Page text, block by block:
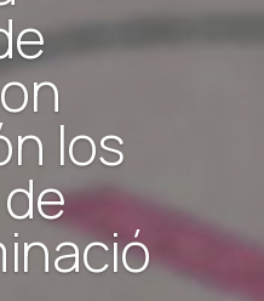
los